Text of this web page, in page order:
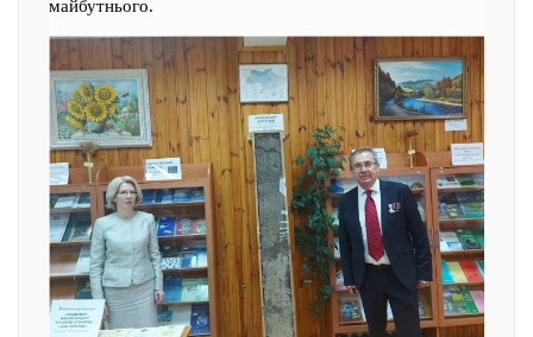
майбутнього.